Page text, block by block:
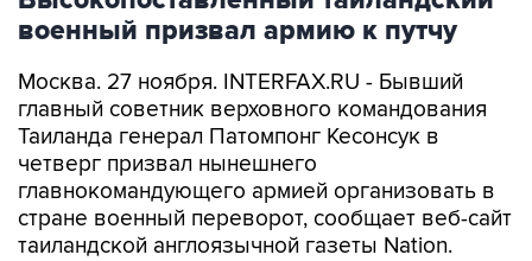
военный призвал армию к путчу
Москва. 27 ноября. INTERFAX.RU - Бывший
главный советник верховного командования
Таиланда генерал Патомпонг Кесонсук в
четверг призвал нынешнего
главнокомандующего армией организовать в
стране военный переворот, сообщает веб-сайт
таиландской англоязычной газеты Nation.